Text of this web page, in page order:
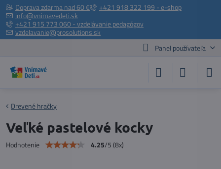
Doprava zdarma nad 60 €
+421 918 322 199 - e-shop
info@vnimavedeti.sk
+421 915 773 060 - vzdelávanie pedagógov
vzdelavanie@prosolutions.sk
Panel používateľa
Drevené hračky
Veľké pastelové kocky
Hodnotenie 4.25/5(8x)